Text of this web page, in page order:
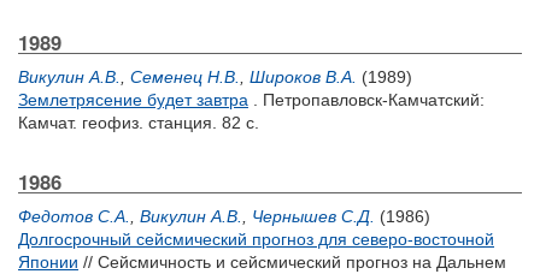
1989
Викулин А.В. Семенец Н.В. Широков В.А. (1989)
Землетрясение будет завтра . Петропавловск-Камчатский:
Камчат. геофиз. станция. 82 с.
1986
Федотов С.А. Викулин А.В. Чернышев С.Д. (1986)
Долгосрочный сейсмический прогноз для северо-восточной
Японии // Сейсмичность и сейсмический прогноз на Дальнем